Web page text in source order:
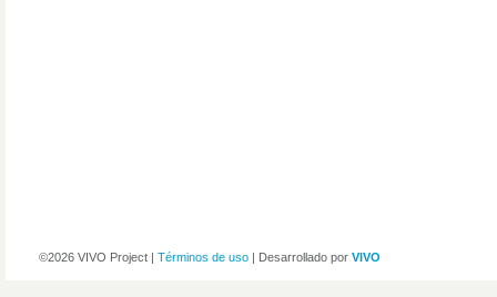
©2026 VIVO Project | Términos de uso | Desarrollado por VIVO